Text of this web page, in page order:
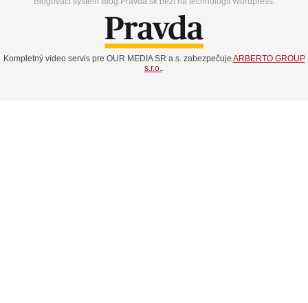
Kompletný video servis pre OUR MEDIA SR a.s. zabezpečuje ARBERTO GROUP
s.r.o..